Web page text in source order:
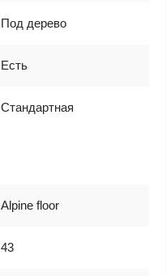
Под дерево
Есть
Стандартная
Alpine floor
43